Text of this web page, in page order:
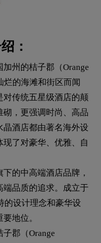
：
州的桔子郡（Orange
烂的海滩和街区而闻
传统五星级酒店的颠
，更强调时尚、高品
晶酒店都由著名海外设
了对豪华、优雅、自
的中高端酒店品牌，
品质的追求。成立于
的设计理念和豪华设
地位。
郡（Orange